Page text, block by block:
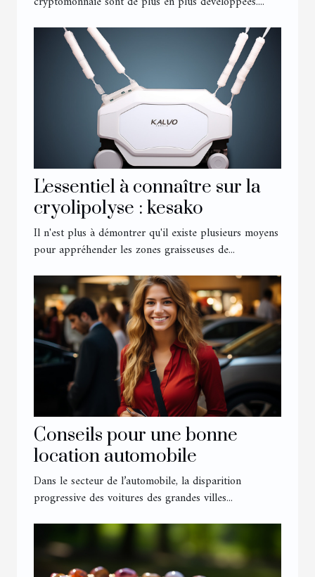
L'essentiel à connaître sur la
cryolipolyse : kesako
Il n'est plus à démontrer qu'il existe plusieurs moyens
pour appréhender les zones graisseuses de...
Conseils pour une bonne
location automobile
Dans le secteur de l’automobile, la disparition
progressive des voitures des grandes villes...